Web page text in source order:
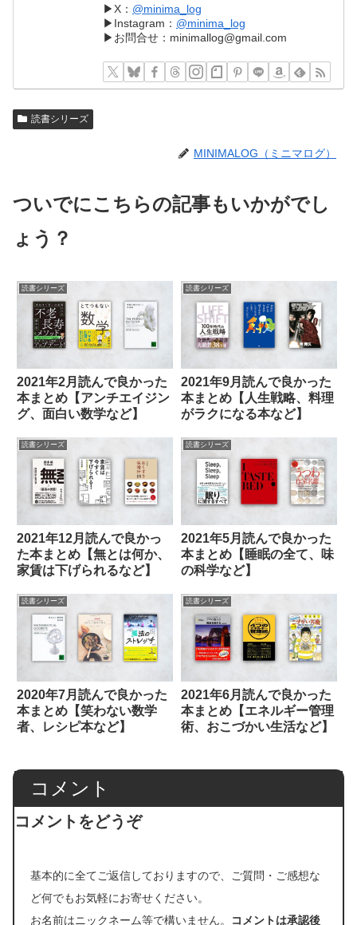
▶︎X： @minima_log
▶︎Instagram： @minima_log
▶︎お問合せ：minimallog@gmail.com
読書シリーズ
MINIMALOG（ミニマログ）
ついでにこちらの記事もいかがでし
ょう？
読書シリーズ
2021年2月読んで良かった
本まとめ【アンチエイジン
グ、面白い数学など】
読書シリーズ
2021年9月読んで良かった
本まとめ【人生戦略、料理
がラクになる本など】
読書シリーズ
2021年12月読んで良かっ
た本まとめ【無とは何か、
家賃は下げられるなど】
読書シリーズ
2021年5月読んで良かった
本まとめ【睡眠の全て、味
の科学など】
読書シリーズ
2020年7月読んで良かった
本まとめ【笑わない数学
者、レシピ本など】
読書シリーズ
2021年6月読んで良かった
本まとめ【エネルギー管理
術、おこづかい生活など】
コメント
コメントをどうぞ
基本的に全てご返信しておりますので、ご質問・ご感想な
ど何でもお気軽にお寄せください。
お名前はニックネーム等で構いません。
コメントは承認後